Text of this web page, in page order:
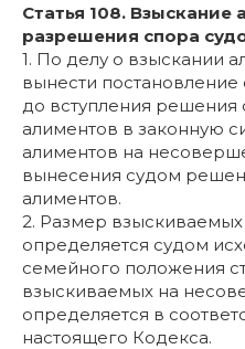
Статья 108. Взыскание
разрешения спора
1. По делу о взыскании
вынести
до вступления решения
алиментов в законную
алиментов на
вынесения судом
алиментов.
2. Размер
определяется судом
семейного положения
взыскиваемых на
определяется в
настоящего Кодекса.